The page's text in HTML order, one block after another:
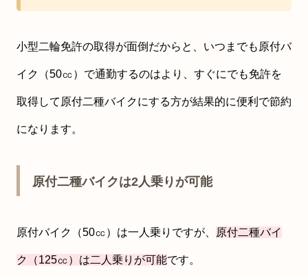
小型二輪免許の取得が面倒だからと、いつまでも原付バ
イク（50㏄）で通勤するのはより、すぐにでも免許を
取得して原付二種バイクにする方が結果的に便利で節約
になります。
原付二種バイクは2人乗りが可能
原付バイク（50㏄）は一人乗りですが、 原付二種バイ
ク（125㏄）は二人乗りが可能です。